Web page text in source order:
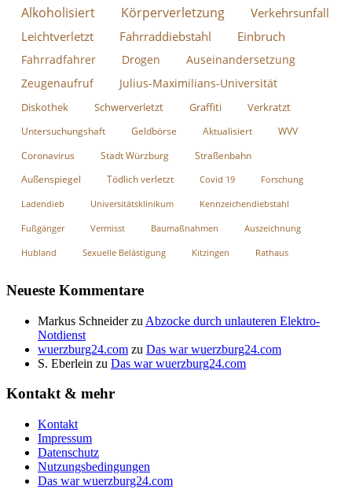
Alkoholisiert
Körperverletzung Verkehrsunfall
Leichtverletzt Fahrraddiebstahl Einbruch
Fahrradfahrer Drogen
Auseinandersetzung
Zeugenaufruf
Julius-Maximilians-Universität
Diskothek Schwerverletzt Graffiti Verkratzt
Untersuchungshaft Geldbörse Aktualisiert
WVV
Coronavirus
Stadt Würzburg Straßenbahn
Außenspiegel Tödlich verletzt Covid 19 Forschung
Ladendieb Universitätsklinikum Kennzeichendiebstahl
Fußgänger Vermisst Baumaßnahmen Auszeichnung
Hubland Sexuelle Belästigung Kitzingen Rathaus
Neueste Kommentare
Markus Schneiderzu Abzocke durch unlauteren Elektro-
Notdienst
wuerzburg24.com zu Das war wuerzburg24.com
S. Eberlein zu Das war wuerzburg24.com
Kontakt & mehr
Kontakt
Impressum
Datenschutz
Nutzungsbedingungen
Das war wuerzburg24.com